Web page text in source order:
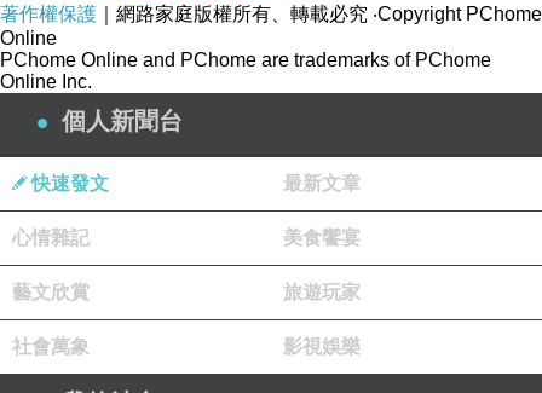
吸引我前來吃的就是建築外觀，肯定要選個往外
靠窗的環境。是沖繩網美景點唷！！
色，這就是悠閒～～
還在找國際通美食的朋友們，這裡會是個很棒的
用餐環境。
大約等了約5分鍾，現煮熱騰騰的沖繩麵送上來
了。
著作權保護 ｜網路家庭版權所有、轉載必究 ‧Copyright PChome
Online
PChome Online and PChome are trademarks of PChome
Online Inc.
個人新聞台
快速發文 最新文章
心情雜記 美食饗宴
藝文欣賞 旅遊玩家
社會萬象 影視娛樂